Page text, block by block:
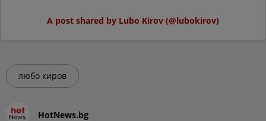
A post shared by Lubo Kirov (@lubokirov)
любо киров
HotNews.bg